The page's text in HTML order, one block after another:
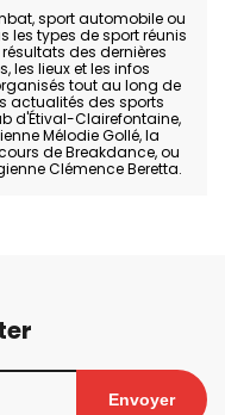
sport automobile ou
les types de sport réunis
des dernières
les lieux et les infos
tout au long de
actualités des sports
d'Étival-Clairefontaine,
Mélodie Gollé, la
de Breakdance, ou
Clémence Beretta.
Envoyer